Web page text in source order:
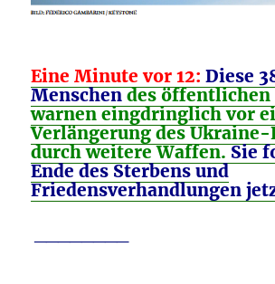
Eine Minute vor 12: Diese
Menschendes öffentlichen
warnen eingdringlich vor
Verlängerung des Ukraine-
durch weitere Waffen.Sie
Ende des Sterbens und
Friedensverhandlungen